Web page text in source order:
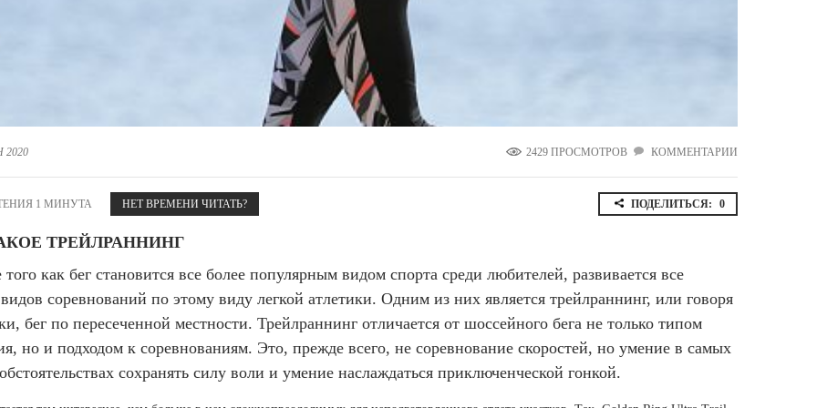
рюкзаки
варежки
пуховики
уборы
рюкзаки
варежки
рюкзаки
варежки
край (5)
(1)
МО (14)
Саратовская область (1)
Свердловская область (5)
Северная Осетия (2)
Смоленская область (1)
2429 ПРОСМОТРОВ КОММЕНТАРИИ
1 МИНУТА НЕТ ВРЕМЕНИ ЧИТАТЬ? ПОДЕЛИТЬСЯ: 0
ТРЕЙЛРАННИНГ
как бег становится все более популярным видом спорта среди любителей, развивается все
соревнований по этому виду легкой атлетики. Одним из них является трейлраннинг, или говоря
бег по пересеченной местности. Трейлраннинг отличается от шоссейного бега не только типом
но и подходом к соревнованиям. Это, прежде всего, не соревнование скоростей, но умение в самых
сохранять силу воли и умение наслаждаться приключенческой гонкой.